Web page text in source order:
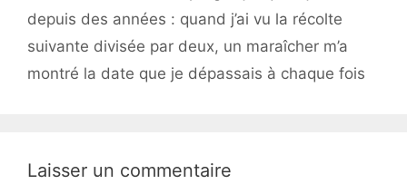
depuis des années : quand j’ai vu la récolte
suivante divisée par deux, un maraîcher m’a
montré la date que je dépassais à chaque fois
Laisser un commentaire